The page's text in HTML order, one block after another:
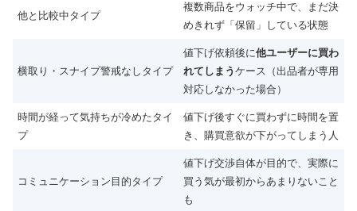
他と比較中タイプ
複数商品をウォッチ中で、まだ決
めきれず「保留」している状態
横取り・スナイプ警戒なしタイプ
値下げ依頼後に他ユーザーに買わ
れてしまうケース（出品者が専用
対応しなかった場合）
時間が経って気持ちが冷めたタイ
プ
値下げ後すぐに買わずに時間を置
き、購買意欲が下がってしまう人
コミュニケーション目的タイプ
値下げ交渉自体が目的で、実際に
買う気が最初からあまりないこと
も